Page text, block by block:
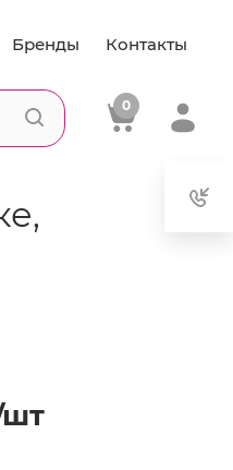
Бренды Контакты
0